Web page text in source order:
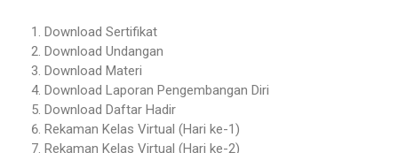
Download Sertifikat
Download Undangan
Download Materi
Download Laporan Pengembangan Diri
Download Daftar Hadir
Rekaman Kelas Virtual (Hari ke-1)
Rekaman Kelas Virtual (Hari ke-2)